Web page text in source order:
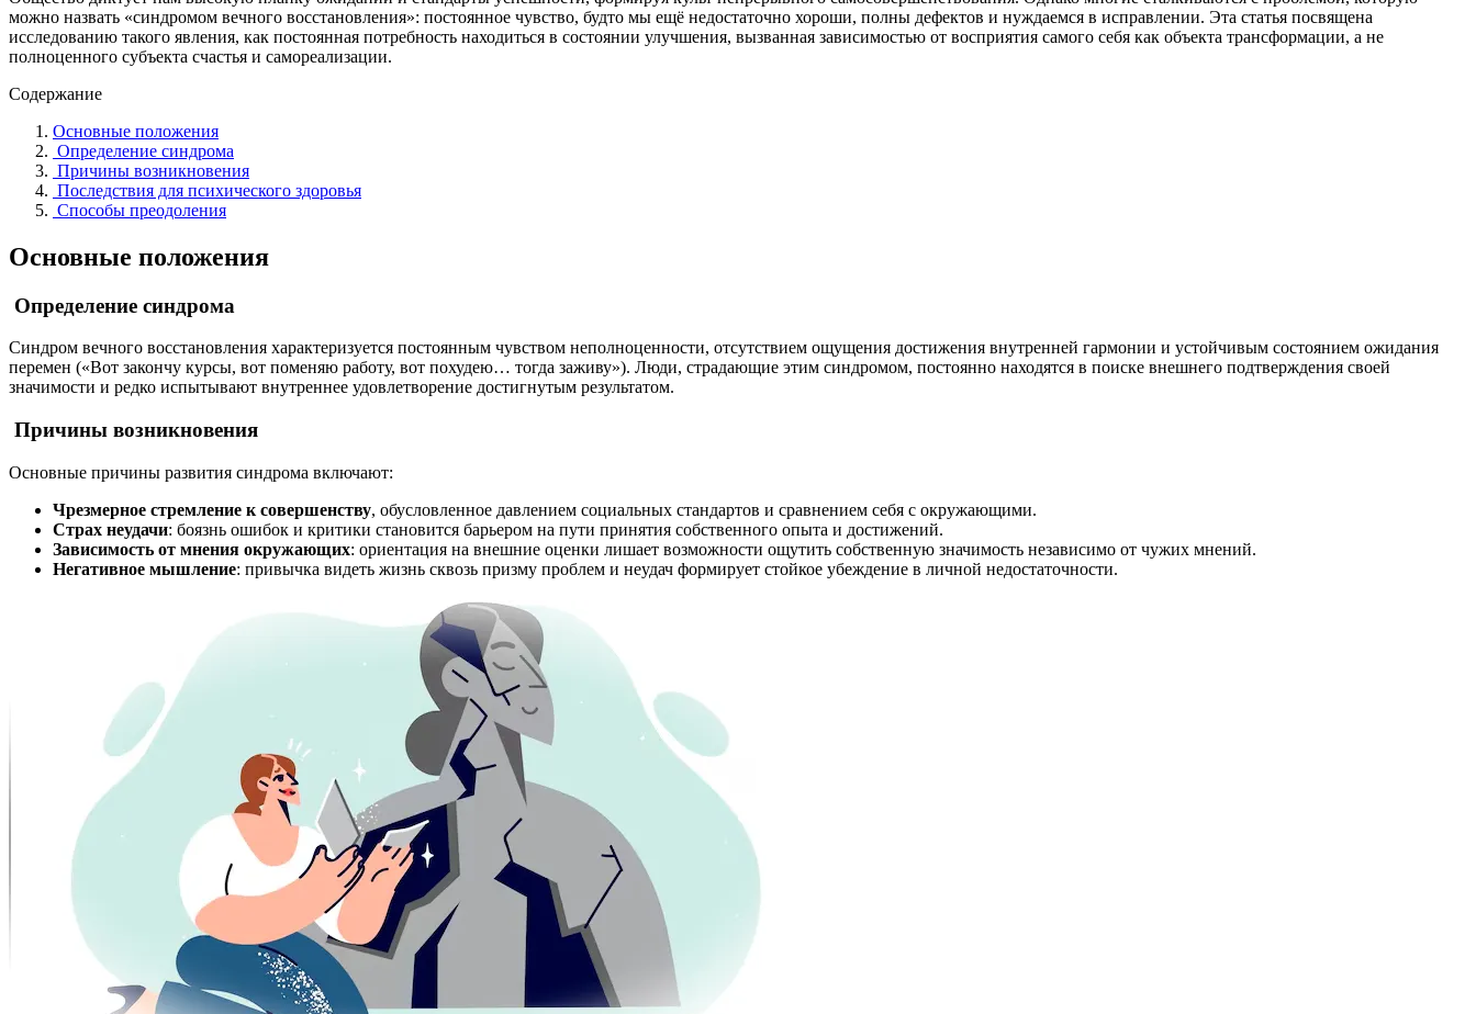
можно назвать «синдромом вечного восстановления»: постоянное чувство, будто мы ещё недостаточно хороши, полны дефектов и нуждаемся в исправлении. Эта статья посвящена
исследованию такого явления, как постоянная потребность находиться в состоянии улучшения, вызванная зависимостью от восприятия самого себя как объекта трансформации, а не
полноценного субъекта счастья и самореализации.
Содержание
Основные положения
Определение синдрома
Причины возникновения
Последствия для психического здоровья
Способы преодоления
Основные положения
Определение синдрома
Синдром вечного восстановления характеризуется постоянным чувством неполноценности, отсутствием ощущения достижения внутренней гармонии и устойчивым состоянием ожидания
перемен («Вот закончу курсы, вот поменяю работу, вот похудею… тогда заживу»). Люди, страдающие этим синдромом, постоянно находятся в поиске внешнего подтверждения своей
значимости и редко испытывают внутреннее удовлетворение достигнутым результатом.
Причины возникновения
Основные причины развития синдрома включают:
Чрезмерное стремление к совершенству, обусловленное давлением социальных стандартов и сравнением себя с окружающими.
Страх неудачи: боязнь ошибок и критики становится барьером на пути принятия собственного опыта и достижений.
Зависимость от мнения окружающих: ориентация на внешние оценки лишает возможности ощутить собственную значимость независимо от чужих мнений.
Негативное мышление: привычка видеть жизнь сквозь призму проблем и неудач формирует стойкое убеждение в личной недостаточности.